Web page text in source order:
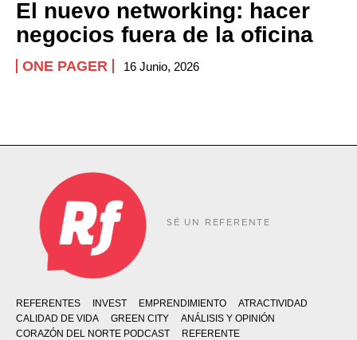
El nuevo networking: hacer
negocios fuera de la oficina
ONE PAGER 16 Junio, 2026
SÉ UN REFERENTE
REFERENTES INVEST EMPRENDIMIENTO
ATRACTIVIDAD
CALIDAD DE VIDA
GREEN CITY
ANÁLISIS Y OPINIÓN
CORAZÓN DEL NORTE PODCAST
REFERENTE